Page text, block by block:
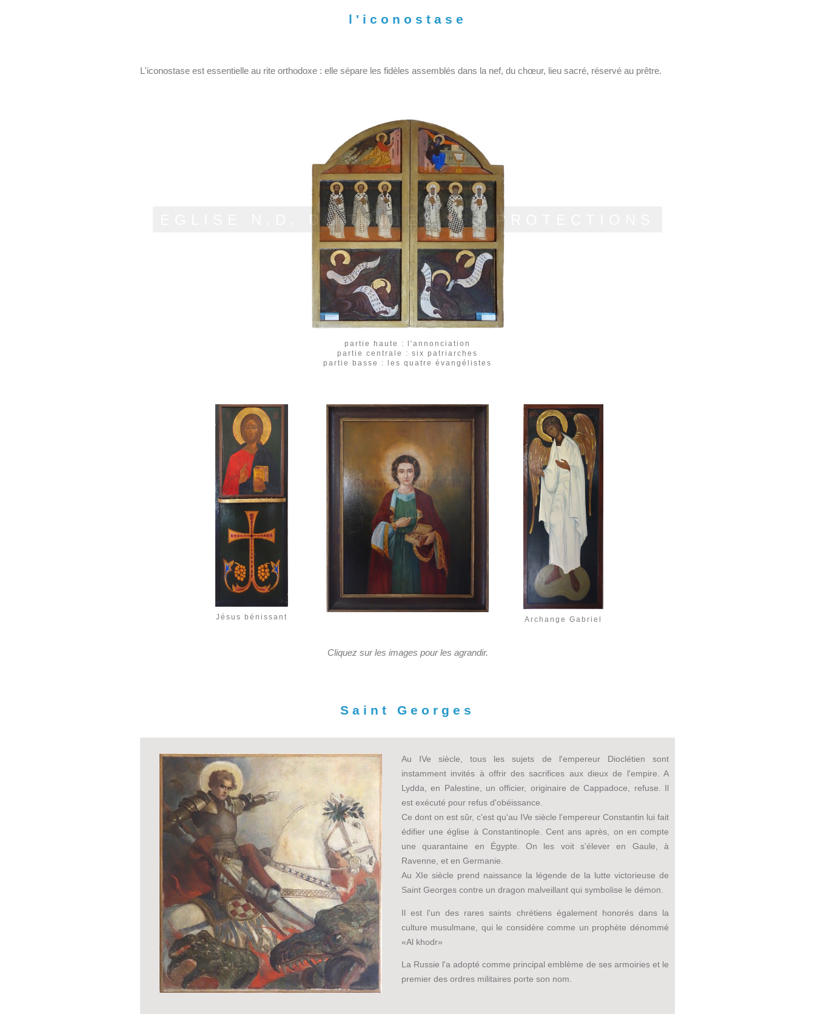
EGLISE N.D. DE TOUTES LES PROTECTIONS
l'iconostase
L'iconostase est essentielle au rite orthodoxe : elle sépare les fidèles assemblés dans la nef, du chœur, lieu sacré, réservé au prêtre.
partie haute : l'annonciation
partie centrale : six patriarches
partie basse : les quatre évangélistes
Jésus bénissant Archange Gabriel
Cliquez sur les images pour les agrandir.
Saint Georges
Au IVe siècle, tous les sujets de l'empereur Dioclétien sont
instamment invités à offrir des sacrifices aux dieux de l'empire. A
Lydda, en Palestine, un officier, originaire de Cappadoce, refuse. Il
est exécuté pour refus d'obéissance.
Ce dont on est sûr, c'est qu'au IVe siècle l'empereur Constantin lui fait
édifier une église à Constantinople. Cent ans après, on en compte
une quarantaine en Égypte. On les voit s'élever en Gaule, à
Ravenne, et en Germanie.
Au XIe siècle prend naissance la légende de la lutte victorieuse de
Saint Georges contre un dragon malveillant qui symbolise le démon.
Il est l'un des rares saints chrétiens également honorés dans la
culture musulmane, qui le considère comme un prophète dénommé
«Al khodr»
La Russie l'a adopté comme principal emblème de ses armoiries et le
premier des ordres militaires porte son nom.